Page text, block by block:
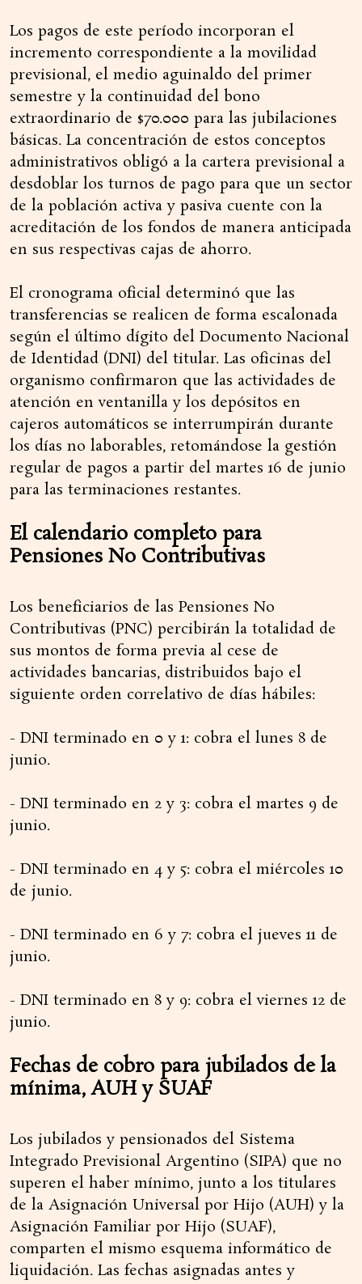
Los pagos de este período incorporan el
incremento correspondiente a la movilidad
previsional, el medio aguinaldo del primer
semestre y la continuidad del bono
extraordinario de $70.000 para las jubilaciones
básicas. La concentración de estos conceptos
administrativos obligó a la cartera previsional a
desdoblar los turnos de pago para que un sector
de la población activa y pasiva cuente con la
acreditación de los fondos de manera anticipada
en sus respectivas cajas de ahorro.
El cronograma oficial determinó que las
transferencias se realicen de forma escalonada
según el último dígito del Documento Nacional
de Identidad (DNI) del titular. Las oficinas del
organismo confirmaron que las actividades de
atención en ventanilla y los depósitos en
cajeros automáticos se interrumpirán durante
los días no laborables, retomándose la gestión
regular de pagos a partir del martes 16 de junio
para las terminaciones restantes.
El calendario completo para
Pensiones No Contributivas
Los beneficiarios de las Pensiones No
Contributivas (PNC) percibirán la totalidad de
sus montos de forma previa al cese de
actividades bancarias, distribuidos bajo el
siguiente orden correlativo de días hábiles:
- DNI terminado en 0 y 1: cobra el lunes 8 de
junio.
- DNI terminado en 2 y 3: cobra el martes 9 de
junio.
- DNI terminado en 4 y 5: cobra el miércoles 10
de junio.
- DNI terminado en 6 y 7: cobra el jueves 11 de
junio.
- DNI terminado en 8 y 9: cobra el viernes 12 de
junio.
Fechas de cobro para jubilados de la
mínima, AUH y SUAF
Los jubilados y pensionados del Sistema
Integrado Previsional Argentino (SIPA) que no
superen el haber mínimo, junto a los titulares
de la Asignación Universal por Hijo (AUH) y la
Asignación Familiar por Hijo (SUAF),
comparten el mismo esquema informático de
liquidación. Las fechas asignadas antes y